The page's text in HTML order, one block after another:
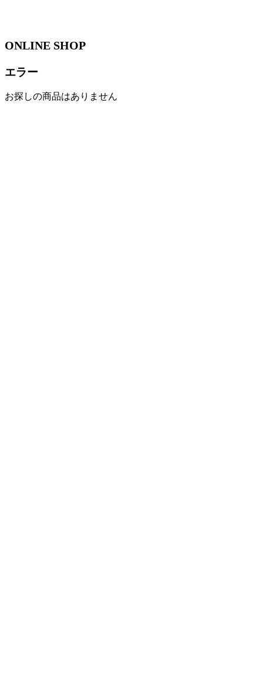
ONLINE SHOP
エラー
お探しの商品はありません